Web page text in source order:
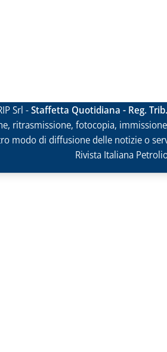
Srl -Staffetta Quotidiana - Reg.
ritrasmissione, fotocopia,
modo di diffusione delle notizie o
Rivista Italiana